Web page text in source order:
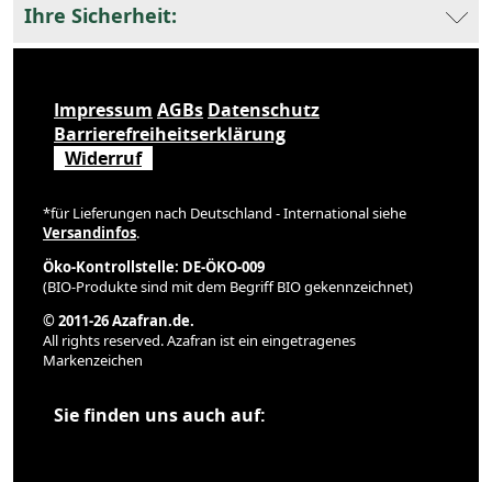
Ihre Sicherheit:
Impressum AGBs Datenschutz
Barrierefreiheitserklärung
Widerruf
*für Lieferungen nach Deutschland - International siehe
Versandinfos.
Öko-Kontrollstelle: DE-ÖKO-009
(BIO-Produkte sind mit dem Begriff BIO gekennzeichnet)
© 2011-26 Azafran.de.
All rights reserved. Azafran ist ein eingetragenes
Markenzeichen
Sie finden uns auch auf: